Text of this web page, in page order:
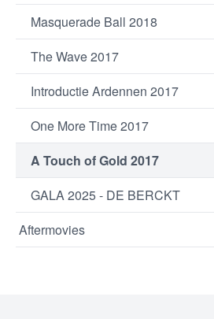
Masquerade Ball 2018
The Wave 2017
Introductie Ardennen 2017
One More Time 2017
A Touch of Gold 2017
GALA 2025 - DE BERCKT
Aftermovies